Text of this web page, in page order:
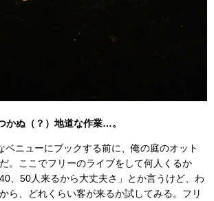
かぬ（？）地道な作業…。
ベニューにブックする前に、俺の庭のオット
。ここでフリーのライブをして何人くるか
、50人来るから大丈夫さ」とか言うけど、わ
ら、どれくらい客が来るか試してみる。フリ